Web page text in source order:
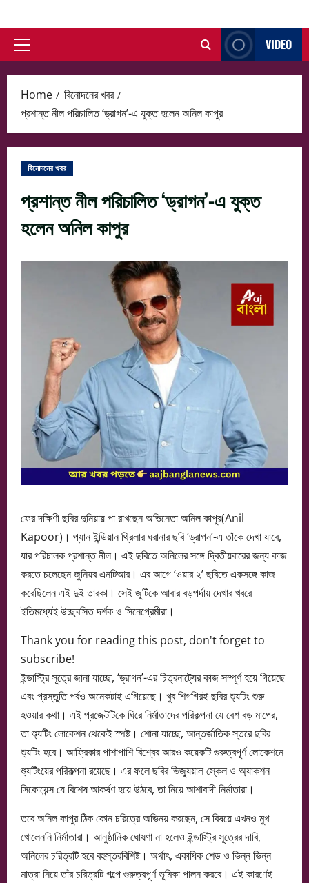
to
contentPrimary
VIDEO
Home
বিনোদনের খবর
প্রশান্ত নীল পরিচালিত ‘ড্রাগন’-এ যুক্ত হলেন অনিল কাপুর
বিনোদনের খবর
প্রশান্ত নীল পরিচালিত ‘ড্রাগন’-এ যুক্ত
হলেন অনিল কাপুর
ফের দক্ষিণী ছবির দুনিয়ায় পা রাখছেন অভিনেতা অনিল কাপুর(Anil
Kapoor)। প্যান ইন্ডিয়ান থ্রিলার ঘরানার ছবি ‘ড্রাগন’-এ তাঁকে দেখা যাবে,
যার পরিচালক প্রশান্ত নীল। এই ছবিতে অনিলের সঙ্গে দ্বিতীয়বারের জন্য কাজ
করতে চলেছেন জুনিয়র এনটিআর। এর আগে ‘ওয়ার ২’ ছবিতে একসঙ্গে কাজ
করেছিলেন এই দুই তারকা। সেই জুটিকে আবার বড়পর্দায় দেখার খবরে
ইতিমধ্যেই উচ্ছ্বসিত দর্শক ও সিনেপ্রেমীরা।
Thank you for reading this post, don't forget to
subscribe!
ইন্ডাস্ট্রি সূত্রে জানা যাচ্ছে, ‘ড্রাগন’-এর চিত্রনাট্যের কাজ সম্পূর্ণ হয়ে গিয়েছে
এবং প্রস্তুতি পর্বও অনেকটাই এগিয়েছে। খুব শিগগিরই ছবির শ্যুটিং শুরু
হওয়ার কথা। এই প্রজেক্টটিকে ঘিরে নির্মাতাদের পরিকল্পনা যে বেশ বড় মাপের,
তা শ্যুটিং লোকেশন থেকেই স্পষ্ট। শোনা যাচ্ছে, আন্তর্জাতিক স্তরে ছবির
শ্যুটিং হবে। আফ্রিকার পাশাপাশি বিশ্বের আরও কয়েকটি গুরুত্বপূর্ণ লোকেশনে
শ্যুটিংয়ের পরিকল্পনা রয়েছে। এর ফলে ছবির ভিজ্যুয়াল স্কেল ও অ্যাকশন
সিকোয়েন্স যে বিশেষ আকর্ষণ হয়ে উঠবে, তা নিয়ে আশাবাদী নির্মাতারা।
তবে অনিল কাপুর ঠিক কোন চরিত্রে অভিনয় করছেন, সে বিষয়ে এখনও মুখ
খোলেননি নির্মাতারা। আনুষ্ঠানিক ঘোষণা না হলেও ইন্ডাস্ট্রি সূত্রের দাবি,
অনিলের চরিত্রটি হবে বহুস্তরবিশিষ্ট। অর্থাৎ, একাধিক শেড ও ভিন্ন ভিন্ন
মাত্রা নিয়ে তাঁর চরিত্রটি গল্পে গুরুত্বপূর্ণ ভূমিকা পালন করবে। এই কারণেই